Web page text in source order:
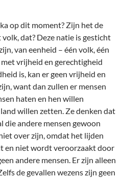
op dit moment? Zijn het de
dat? Deze natie is gesticht
van eenheid – één volk, één
vrijheid en gerechtigheid
is, kan er geen vrijheid en
want dan zullen er mensen
haten en hen willen
willen zetten. Ze denken dat
die andere mensen gewoon
over zijn, omdat het lijden
en niet wordt veroorzaakt door
andere mensen. Er zijn alleen
de gevallen wezens zijn geen